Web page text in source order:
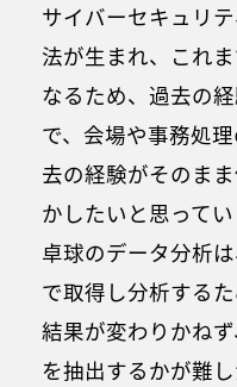
サイバーセキュリ
法が生まれ、これ
なるため、過去の
で、会場や事務処
去の経験がそのま
かしたいと思ってい
卓球のデータ分析
で取得し分析する
結果が変わりかね
を抽出するかが難